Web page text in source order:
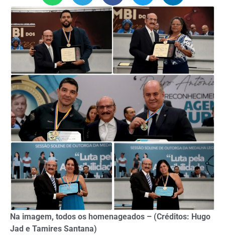
Na imagem, todos os homenageados – (Créditos: Hugo
Jad e Tamires Santana)